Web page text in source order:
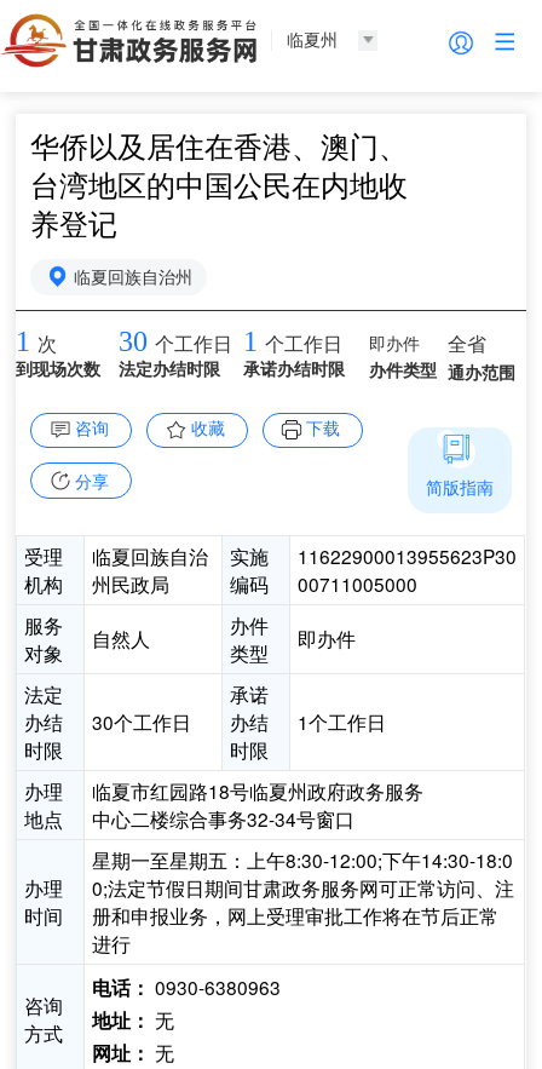
临夏州
华侨以及居住在香港、澳门、
台湾地区的中国公民在内地收
养登记
临夏回族自治州
1 次
到现场次数
30 个工作日
法定办结时限
1 个工作日
承诺办结时限
即办件
办件类型
全省
通办范围
咨询 收藏 下载
分享
受理
机构
临夏回族自治
州民政局
实施
编码
11622900013955623P30
00711005000
服务
对象
自然人
办件
类型
即办件
法定
办结
时限
30个工作日
承诺
办结
时限
1个工作日
办理
地点
临夏市红园路18号临夏州政府政务服务
中心二楼综合事务32-34号窗口
办理
时间
星期一至星期五：上午8:30-12:00;下午14:30-18:0
0;法定节假日期间甘肃政务服务网可正常访问、注
册和申报业务，网上受理审批工作将在节后正常
进行
咨询
方式
电话： 0930-6380963
地址： 无
网址： 无
简版指南